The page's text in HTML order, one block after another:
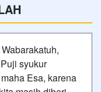
syukur
Esa, karena